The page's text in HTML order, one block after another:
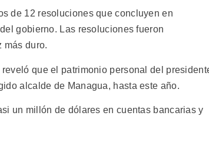
de 12 resoluciones que concluyen en
gobierno. Las resoluciones fueron
más duro.
que el patrimonio personal del
alcalde de Managua, hasta este año.
un millón de dólares en cuentas bancarias y